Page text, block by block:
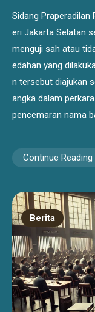
Sidang Praperadilan
eri Jakarta Selatan
menguji sah atau
edahan yang
n tersebut diajukan
angka dalam
pencemaran nama
Continue Reading
Berita